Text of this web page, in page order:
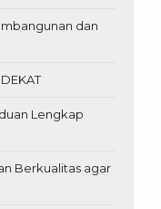
dan
Lengkap
Berkualitas agar